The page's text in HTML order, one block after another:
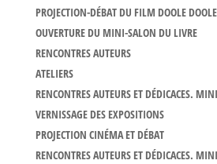
PROJECTION-DÉBAT DU FILM DOOLE DOOLE
OUVERTURE DU MINI-SALON DU LIVRE
RENCONTRES AUTEURS
ATELIERS
RENCONTRES AUTEURS ET DÉDICACES.
VERNISSAGE DES EXPOSITIONS
PROJECTION CINÉMA ET DÉBAT
RENCONTRES AUTEURS ET DÉDICACES.